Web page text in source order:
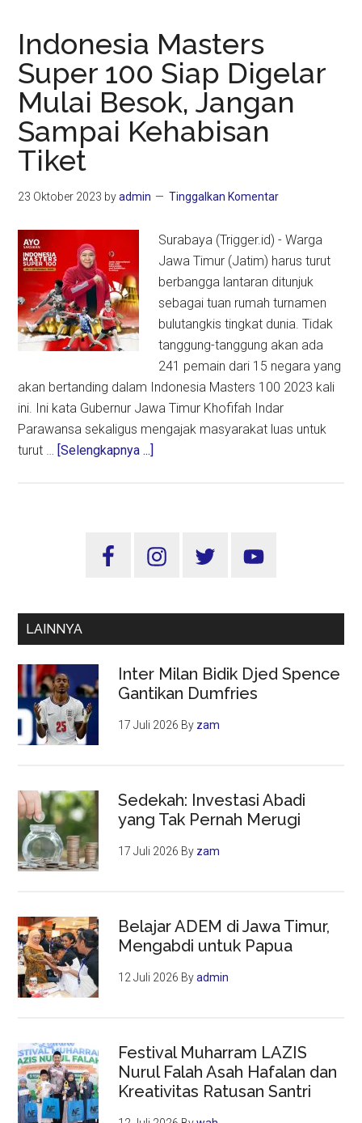
Indonesia Masters
Super 100 Siap Digelar
Mulai Besok, Jangan
Sampai Kehabisan
Tiket
23 Oktober 2023 byadmin Tinggalkan Komentar
Surabaya (Trigger.id) - Warga
Jawa Timur (Jatim) harus turut
berbangga lantaran ditunjuk
sebagai tuan rumah turnamen
bulutangkis tingkat dunia. Tidak
tanggung-tanggung akan ada
241 pemain dari 15 negara yang
akan bertanding dalam Indonesia Masters 100 2023 kali
ini. Ini kata Gubernur Jawa Timur Khofifah Indar
Parawansa sekaligus mengajak masyarakat luas untuk
turut … [Selengkapnya ...]
Siap
Besok,
Kehabisan
Tiket
Sidebar
LAINNYA
Inter Milan Bidik Djed Spence
Gantikan Dumfries
17 Juli 2026 By zam
Sedekah: Investasi Abadi
yang Tak Pernah Merugi
17 Juli 2026 By zam
Belajar ADEM di Jawa Timur,
Mengabdi untuk Papua
12 Juli 2026 Byadmin
Festival Muharram LAZIS
Nurul Falah Asah Hafalan dan
Kreativitas Ratusan Santri